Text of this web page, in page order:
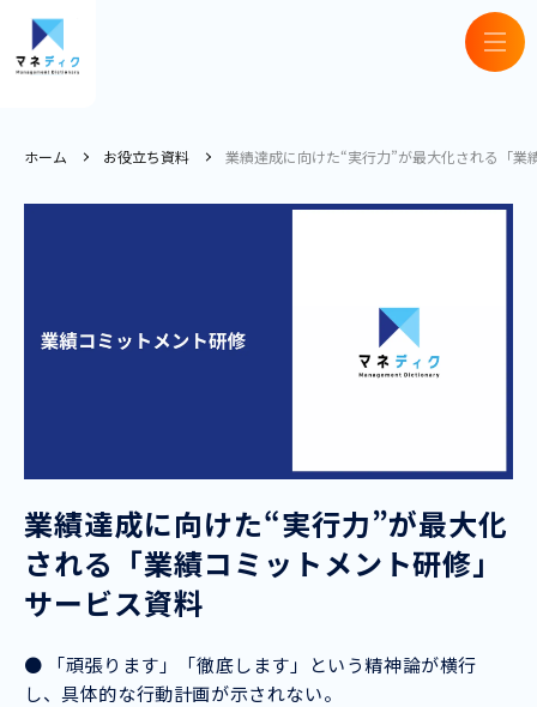
ホーム お役立ち資料 業績達成に向けた“実行力”が最大化される「
業績達成に向けた“実行力”が最大化
される「業績コミットメント研修」
サービス資料
● 「頑張ります」「徹底します」という精神論が横行
し、具体的な行動計画が示されない。